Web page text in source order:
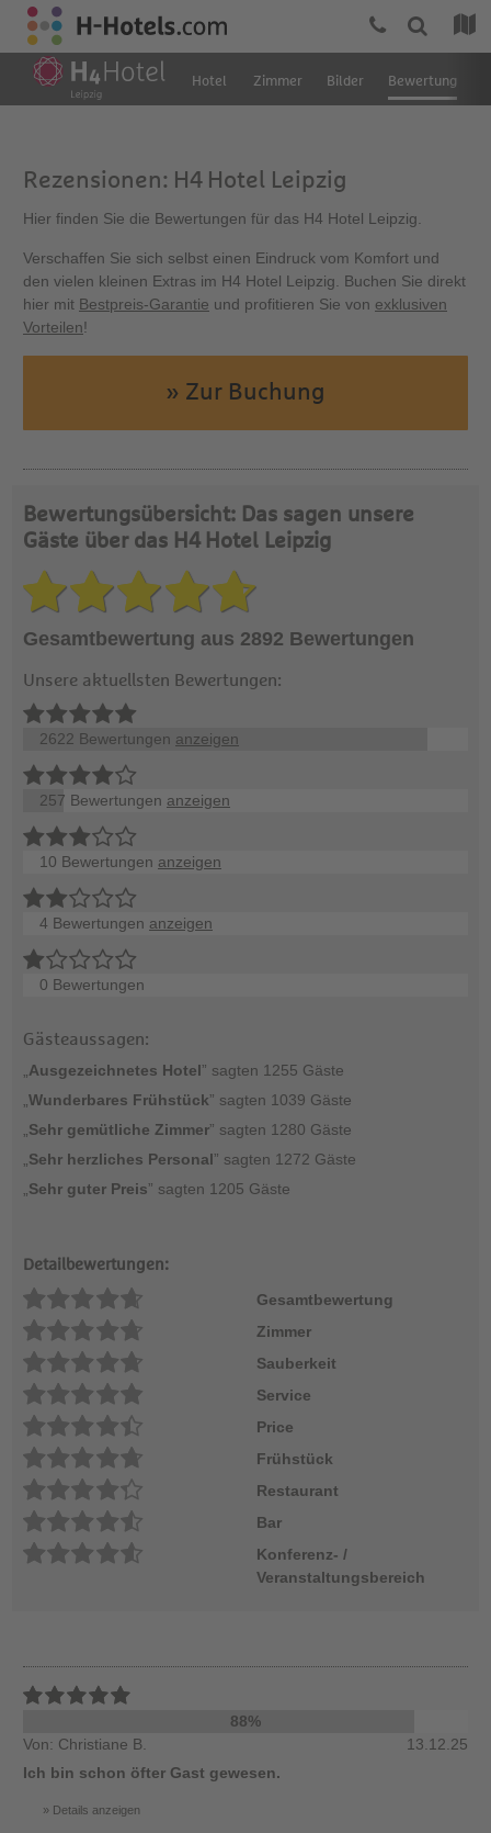
Hotel Zimmer Bilder Bewertung
Rezensionen: H4 Hotel Leipzig
Hier finden Sie die Bewertungen für das H4 Hotel Leipzig.
Verschaffen Sie sich selbst einen Eindruck vom Komfort und
den vielen kleinen Extras im H4 Hotel Leipzig. Buchen Sie direkt
hier mit Bestpreis-Garantie und profitieren Sie von exklusiven
Vorteilen!
» Zur Buchung
Bewertungsübersicht: Das sagen unsere
Gäste über das H4 Hotel Leipzig
Gesamtbewertung aus 2892 Bewertungen
Unsere aktuellsten Bewertungen:
2622 Bewertungen anzeigen
257 Bewertungen anzeigen
10 Bewertungen anzeigen
4 Bewertungen anzeigen
0 Bewertungen
Gästeaussagen:
Ausgezeichnetes Hotel” sagten 1255 Gäste
Wunderbares Frühstück” sagten 1039 Gäste
Sehr gemütliche Zimmer” sagten 1280 Gäste
Sehr herzliches Personal” sagten 1272 Gäste
Sehr guter Preis” sagten 1205 Gäste
Detailbewertungen:
Gesamtbewertung
Zimmer
Sauberkeit
Service
Price
Frühstück
Restaurant
Bar
Konferenz- /
Veranstaltungsbereich
88%
Von: Christiane B.
13.12.25
Ich bin schon öfter Gast gewesen.
Details anzeigen